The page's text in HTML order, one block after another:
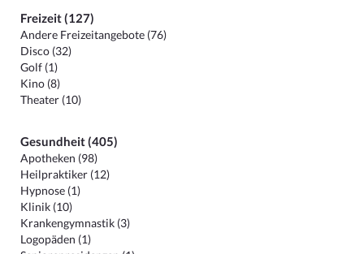
Freizeit (127)
Andere Freizeitangebote (76)
Disco (32)
Golf (1)
Kino (8)
Theater (10)
Gesundheit (405)
Apotheken (98)
Heilpraktiker (12)
Hypnose (1)
Klinik (10)
Krankengymnastik (3)
Logopäden (1)